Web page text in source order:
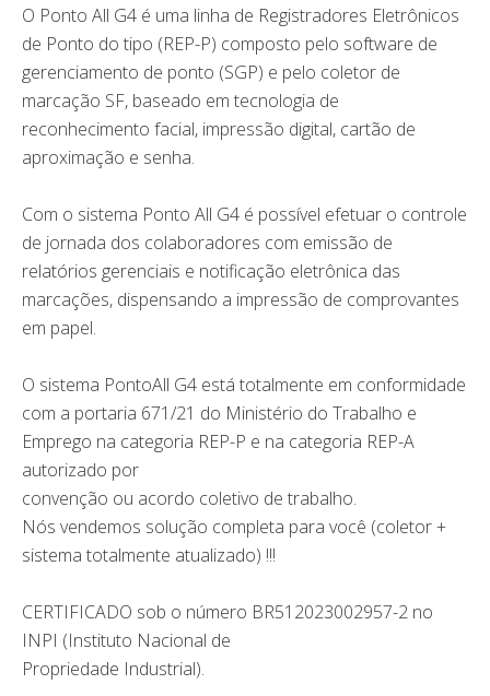
O Ponto All G4 é uma linha de Registradores Eletrônicos
de Ponto do tipo (REP-P) composto pelo software de
gerenciamento de ponto (SGP) e pelo coletor de
marcação SF, baseado em tecnologia de
reconhecimento facial, impressão digital, cartão de
aproximação e senha.
Com o sistema Ponto All G4 é possível efetuar o controle
de jornada dos colaboradores com emissão de
relatórios gerenciais e notificação eletrônica das
marcações, dispensando a impressão de comprovantes
em papel.
O sistema PontoAll G4 está totalmente em conformidade
com a portaria 671/21 do Ministério do Trabalho e
Emprego na categoria REP-P e na categoria REP-A
autorizado por
convenção ou acordo coletivo de trabalho.
Nós vendemos solução completa para você (coletor +
sistema totalmente atualizado) !!!
CERTIFICADO sob o número BR512023002957-2 no
INPI (Instituto Nacional de
Propriedade Industrial).